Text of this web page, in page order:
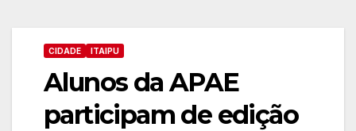
CIDADE ITAIPU
Alunos da APAE
participam de edição